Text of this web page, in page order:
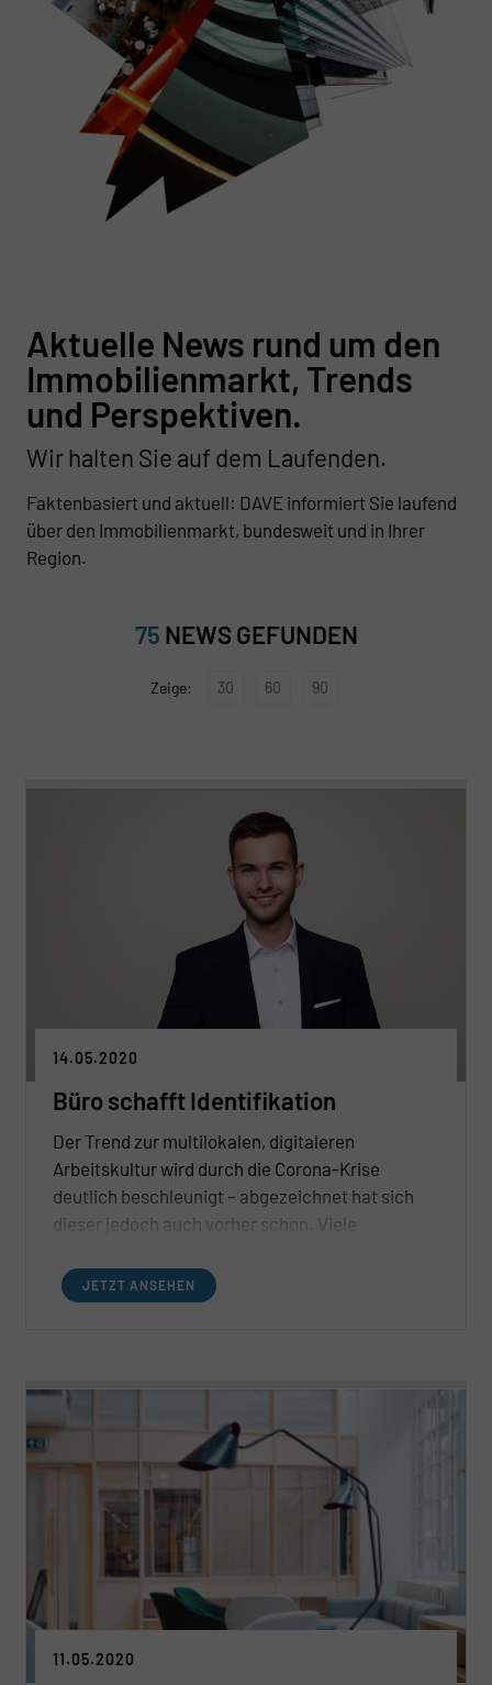
Aktuelle News rund um den
Immobilienmarkt, Trends
und Perspektiven.
Wir halten Sie auf dem Laufenden.
Faktenbasiert und aktuell: DAVE informiert Sie laufend
über den Immobilienmarkt, bundesweit und in Ihrer
Region.
75 NEWS GEFUNDEN
30 60 90
14.05.2020
Büro schafft Identifikation
Der Trend zur multilokalen, digitaleren
Arbeitskultur wird durch die Corona-Krise
deutlich beschleunigt – abgezeichnet hat sich
dieser jedoch auch vorher schon. Viele
mit der Digitalisierung ihrer
Organisationsstrukturen auseinander, sodass
sich sogar das gesamte Verhältnis zwischen
JETZT ANSEHEN
11.05.2020